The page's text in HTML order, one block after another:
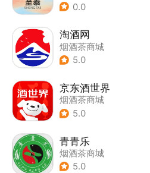
0.0
淘酒网
烟酒茶商城
5.0
京东酒世界
烟酒茶商城
5.0
青青乐
烟酒茶商城
5.0